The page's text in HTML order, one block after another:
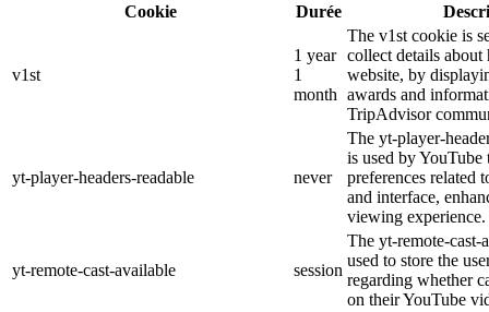
Cookie
Durée
v1st
1 year
1
month
The v1st cookie is
collect details
website, by
awards and
TripAdvisor
yt-player-headers-readable never
The yt-player-
is used by YouTube
preferences related
and interface,
viewing experience.
yt-remote-cast-available session
The yt-remote-cast-
used to store the
regarding whether
on their YouTube